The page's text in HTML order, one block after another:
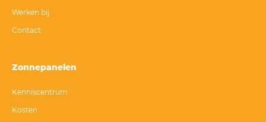
Werken bij
Contact
Zonnepanelen
Kenniscentrum
Kosten